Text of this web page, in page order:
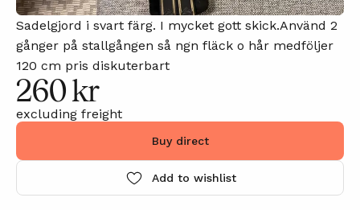
Sadelgjord i svart färg. I mycket gott skick.Använd 2
gånger på stallgången så ngn fläck o hår medföljer
120 cm pris diskuterbart
260 kr
excluding freight
Buy direct
Add to wishlist